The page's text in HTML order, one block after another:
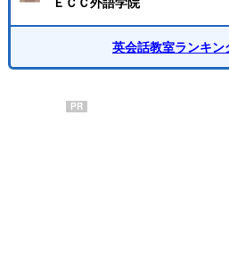
英会話教室ランキン
PR